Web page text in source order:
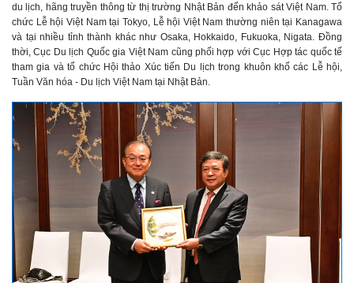
du lịch, hãng truyền thông từ thị trường Nhật Bản đến khảo sát Việt Nam. Tổ
chức Lễ hội Việt Nam tại Tokyo, Lễ hội Việt Nam thường niên tại Kanagawa
và tại nhiều tỉnh thành khác như Osaka, Hokkaido, Fukuoka, Nigata. Đồng
thời, Cục Du lịch Quốc gia Việt Nam cũng phối hợp với Cục Hợp tác quốc tế
tham gia và tổ chức Hội thảo Xúc tiến Du lịch trong khuôn khổ các Lễ hội,
Tuần Văn hóa - Du lịch Việt Nam tại Nhật Bản.